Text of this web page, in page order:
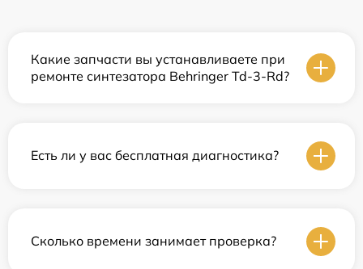
Какие запчасти вы устанавливаете при
ремонте синтезатора Behringer Td-3-Rd?
Есть ли у вас бесплатная диагностика?
Сколько времени занимает проверка?